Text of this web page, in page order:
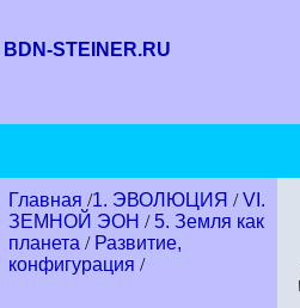
BDN-STEINER.RU
Главная /1. ЭВОЛЮЦИЯ /VI.
ЗЕМНОЙ ЭОН /5. Земля как
планета / Развитие,
конфигурация /